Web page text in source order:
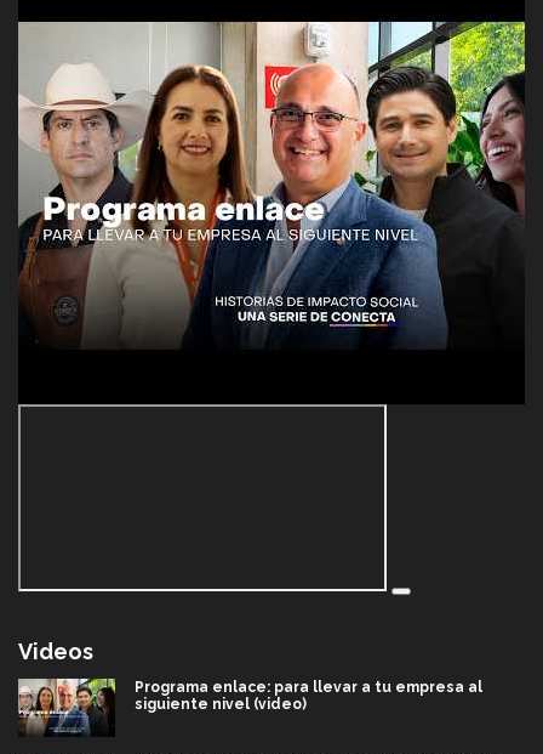
Videos
Programa enlace: para llevar a tu empresa al
siguiente nivel (video)